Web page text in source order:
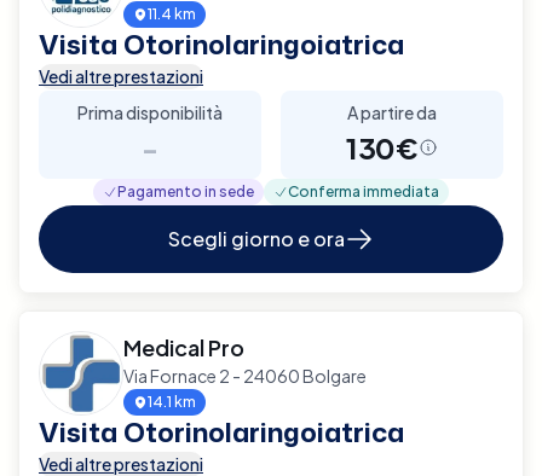
11.4 km
Visita Otorinolaringoiatrica
Vedi altre prestazioni
Prima disponibilità
-
A partire da
130€
Pagamento in sede Conferma immediata
Scegli giorno e ora
Medical Pro
Via Fornace 2 - 24060 Bolgare
14.1 km
Visita Otorinolaringoiatrica
Vedi altre prestazioni